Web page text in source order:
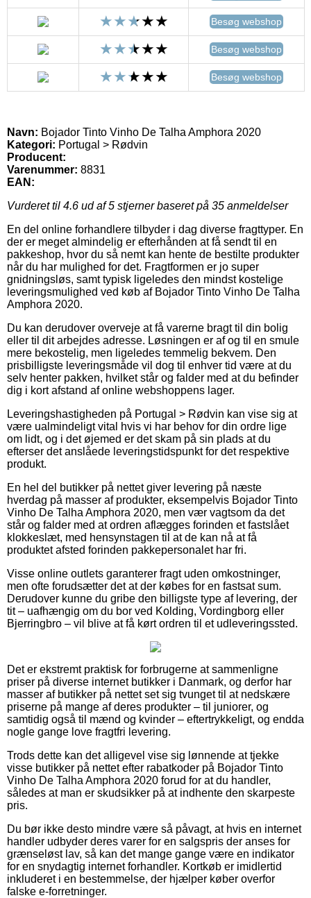
Besøg webshop
Besøg webshop
Besøg webshop
Navn: Bojador Tinto Vinho De Talha Amphora 2020
Kategori: Portugal > Rødvin
Producent:
Varenummer: 8831
EAN:
Vurderet til 4.6 ud af 5 stjerner baseret på 35 anmeldelser
En del online forhandlere tilbyder i dag diverse fragttyper. En
der er meget almindelig er efterhånden at få sendt til en
pakkeshop, hvor du så nemt kan hente de bestilte produkter
når du har mulighed for det. Fragtformen er jo super
gnidningsløs, samt typisk ligeledes den mindst kostelige
leveringsmulighed ved køb af Bojador Tinto Vinho De Talha
Amphora 2020.
Du kan derudover overveje at få varerne bragt til din bolig
eller til dit arbejdes adresse. Løsningen er af og til en smule
mere bekostelig, men ligeledes temmelig bekvem. Den
prisbilligste leveringsmåde vil dog til enhver tid være at du
selv henter pakken, hvilket står og falder med at du befinder
dig i kort afstand af online webshoppens lager.
Leveringshastigheden på Portugal > Rødvin kan vise sig at
være ualmindeligt vital hvis vi har behov for din ordre lige
om lidt, og i det øjemed er det skam på sin plads at du
efterser det anslåede leveringstidspunkt for det respektive
produkt.
En hel del butikker på nettet giver levering på næste
hverdag på masser af produkter, eksempelvis Bojador Tinto
Vinho De Talha Amphora 2020, men vær vagtsom da det
står og falder med at ordren aflægges forinden et fastslået
klokkeslæt, med hensynstagen til at de kan nå at få
produktet afsted forinden pakkepersonalet har fri.
Visse online outlets garanterer fragt uden omkostninger,
men ofte forudsætter det at der købes for en fastsat sum.
Derudover kunne du gribe den billigste type af levering, der
tit – uafhængig om du bor ved Kolding, Vordingborg eller
Bjerringbro – vil blive at få kørt ordren til et udleveringssted.
Det er ekstremt praktisk for forbrugerne at sammenligne
priser på diverse internet butikker i Danmark, og derfor har
masser af butikker på nettet set sig tvunget til at nedskære
priserne på mange af deres produkter – til juniorer, og
samtidig også til mænd og kvinder – eftertrykkeligt, og endda
nogle gange love fragtfri levering.
Trods dette kan det alligevel vise sig lønnende at tjekke
visse butikker på nettet efter rabatkoder på Bojador Tinto
Vinho De Talha Amphora 2020 forud for at du handler,
således at man er skudsikker på at indhente den skarpeste
pris.
Du bør ikke desto mindre være så påvagt, at hvis en internet
handler udbyder deres varer for en salgspris der anses for
grænseløst lav, så kan det mange gange være en indikator
for en snydagtig internet forhandler. Kortkøb er imidlertid
inkluderet i en bestemmelse, der hjælper køber overfor
falske e-forretninger.